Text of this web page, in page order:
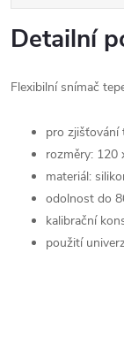
Detailní
Flexibilní snímač
pro zjišťování
rozměry: 120
materiál:
odolnost do
kalibrační
použití